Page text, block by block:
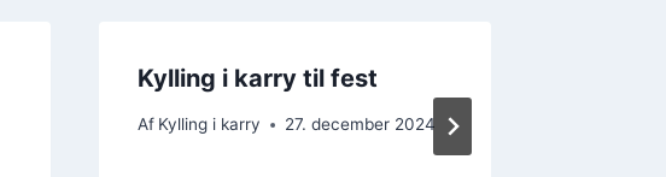
Kylling i karry til fest
Af Kylling i karry 27. december 2024